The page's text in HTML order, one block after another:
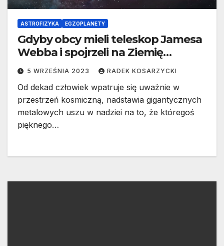
ASTROFIZYKA EGZOPLANETY
Gdyby obcy mieli teleskop Jamesa
Webba i spojrzeli na Ziemię…
5 WRZEŚNIA 2023 RADEK KOSARZYCKI
Od dekad człowiek wpatruje się uważnie w
przestrzeń kosmiczną, nadstawia gigantycznych
metalowych uszu w nadziei na to, że któregoś
pięknego…